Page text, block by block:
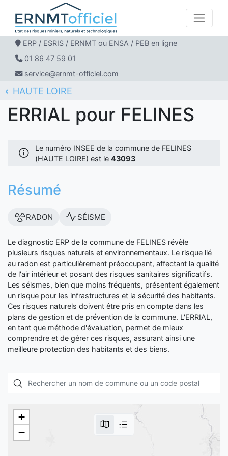
ERP / ESRIS / ERNMT ou ENSA / PEB en ligne
01 86 47 59 01
service@ernmt-officiel.com
ERNMT Officiel
ERRIAL
HAUTE LOIRE
FELINES
ERRIAL pour FELINES
Le numéro INSEE de la commune de FELINES
(HAUTE LOIRE) est le 43093
Résumé
RADON SÉISME
Le diagnostic ERP de la commune de FELINES révèle
plusieurs risques naturels et environnementaux. Le risque lié
au radon est particulièrement préoccupant, affectant la qualité
de l'air intérieur et posant des risques sanitaires significatifs.
Les séismes, bien que moins fréquents, présentent également
un risque pour les infrastructures et la sécurité des habitants.
Ces risques naturels doivent être pris en compte dans les
plans de gestion et de prévention de la commune. L'ERRIAL,
en tant que méthode d'évaluation, permet de mieux
comprendre et de gérer ces risques, assurant ainsi une
meilleure protection des habitants et des biens.
+
−